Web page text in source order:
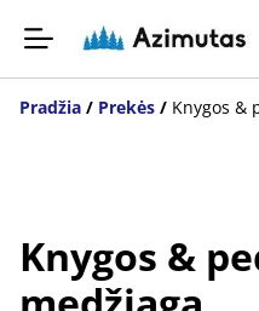
Pradžia / Prekės / Knygos &
Knygos &